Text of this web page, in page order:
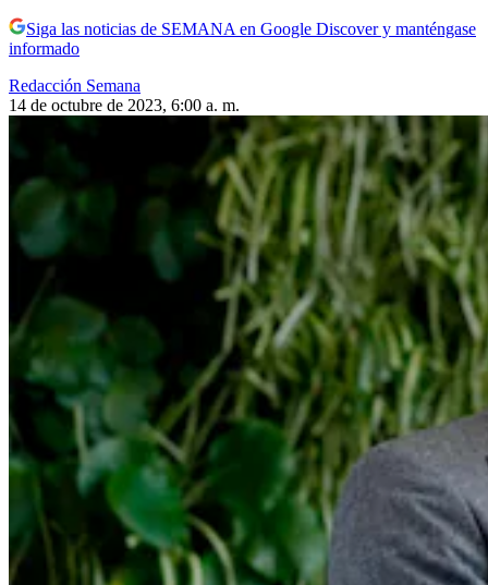
Siga las noticias de SEMANA en Google Discover y manténgase
informado
Redacción Semana
14 de octubre de 2023, 6:00 a. m.